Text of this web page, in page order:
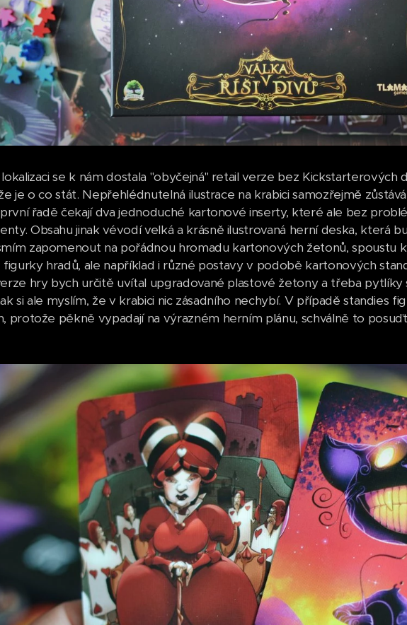
se k nám dostala "obyčejná" retail verze bez Kickstarterových
je o co stát. Nepřehlédnutelná ilustrace na krabici samozřejmě
první řadě čekají dva jednoduché kartonové inserty, které ale bez
Obsahu jinak vévodí velká a krásně ilustrovaná herní deska, která
zapomenout na pořádnou hromadu kartonových žetonů, spoustu
hradů, ale například i různé postavy v podobě kartonových
hry bych určitě uvítal upgradované plastové žetony a třeba pytlíky
si ale myslím, že v krabici nic zásadního nechybí. V případě standies
protože pěkně vypadají na výrazném herním plánu, schválně to